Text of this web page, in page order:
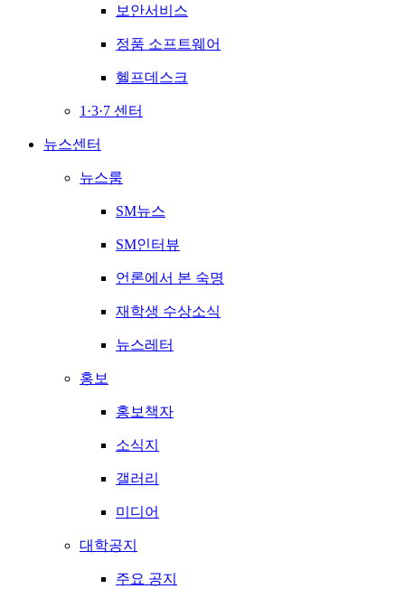
보안서비스
정품 소프트웨어
헬프데스크
1·3·7 센터
뉴스센터
뉴스룸
SM뉴스
SM인터뷰
언론에서 본 숙명
재학생 수상소식
뉴스레터
홍보
홍보책자
소식지
갤러리
미디어
대학공지
주요 공지